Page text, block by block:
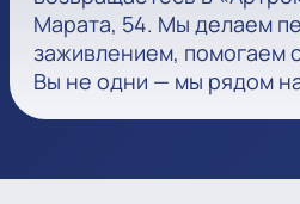
Марата, 54. Мы делаем
заживлением, помогаем
Вы не одни — мы рядом